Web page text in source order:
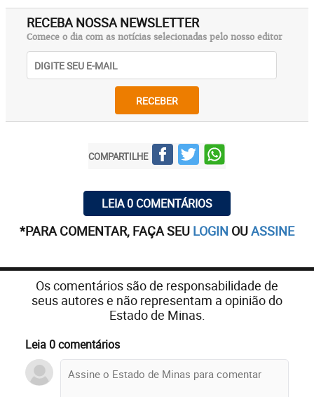
RECEBA NOSSA NEWSLETTER
Comece o dia com as notícias selecionadas pelo nosso editor
RECEBER
COMPARTILHE
LEIA 0 COMENTÁRIOS
*PARA COMENTAR, FAÇA SEU LOGIN OUASSINE
Os comentários são de responsabilidade de
seus autores e não representam a opinião do
Estado de Minas.
Leia 0 comentários